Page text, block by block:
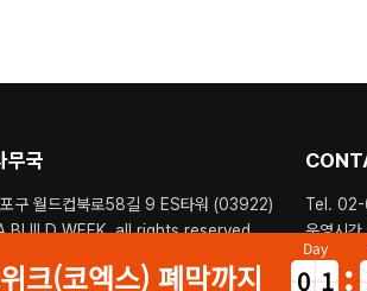
무국
구 월드컵북로58길 9 ES타워 (03922)
BUILD WEEK. all rights reserved
Tel.
운영시
크(코엑스) 폐막까지
Day
0
9 1
0